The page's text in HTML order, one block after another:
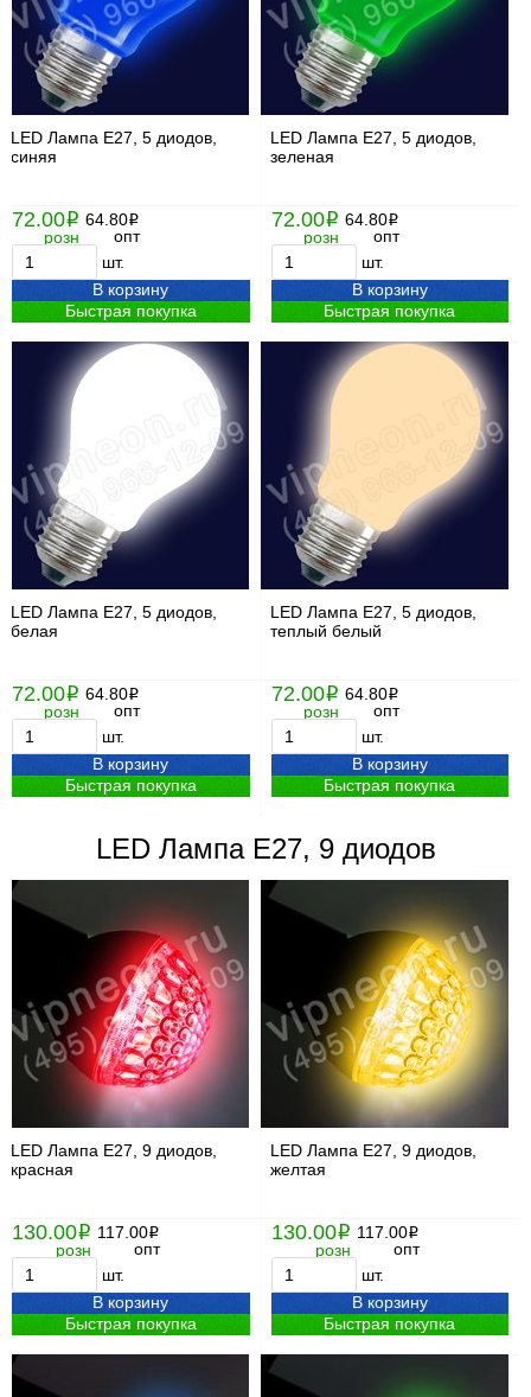
LED Лампа Е27, 5 диодов,
синяя
72.00i
розн
64.80i
опт
шт.
В корзину
Быстрая покупка
LED Лампа Е27, 5 диодов,
зеленая
72.00i
розн
64.80i
опт
шт.
В корзину
Быстрая покупка
LED Лампа Е27, 5 диодов,
белая
72.00i
розн
64.80i
опт
шт.
В корзину
Быстрая покупка
LED Лампа Е27, 5 диодов,
теплый белый
72.00i
розн
64.80i
опт
шт.
В корзину
Быстрая покупка
LED Лампа Е27, 9 диодов
LED Лампа Е27, 9 диодов,
красная
130.00i
розн
117.00i
опт
шт.
В корзину
Быстрая покупка
LED Лампа Е27, 9 диодов,
желтая
130.00i
розн
117.00i
опт
шт.
В корзину
Быстрая покупка